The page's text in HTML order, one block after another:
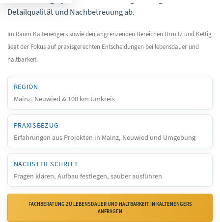
Detailqualität und Nachbetreuung ab.
Im Raum Kaltenengers sowie den angrenzenden Bereichen Urmitz und Kettig
liegt der Fokus auf praxisgerechten Entscheidungen bei lebensdauer und
haltbarkeit.
REGION
Mainz, Neuwied & 100 km Umkreis
PRAXISBEZUG
Erfahrungen aus Projekten in Mainz, Neuwied und Umgebung
NÄCHSTER SCHRITT
Fragen klären, Aufbau festlegen, sauber ausführen
FACHBERATUNG ZU LEBENSDAUER UND HALTBARKEIT IN KALTENENGERS
ANFRAGEN